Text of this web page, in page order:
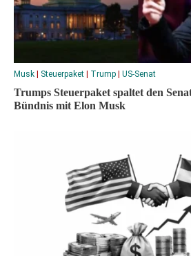
Musk | Steuerpaket | Trump | US-Senat
Trumps Steuerpaket spaltet den
Bündnis mit Elon Musk